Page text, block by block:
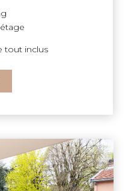
tout inclus